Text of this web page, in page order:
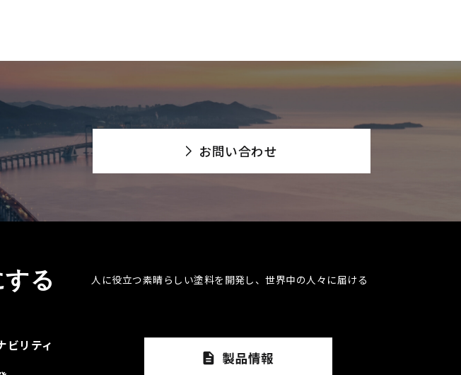
お問い合わせ
る 人に役立つ素晴らしい塗料を開発し、世界中の人々に届ける​
ビリティ